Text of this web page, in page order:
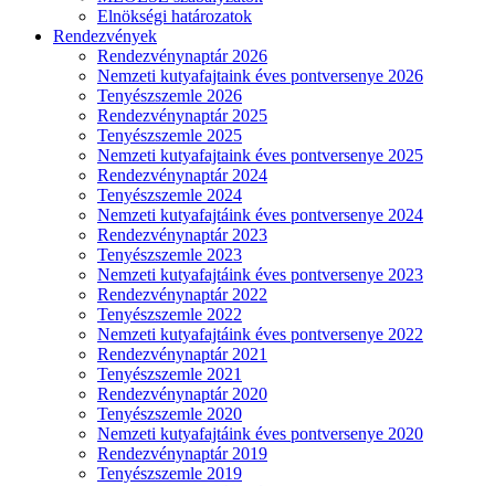
Elnökségi határozatok
Rendezvények
Rendezvénynaptár 2026
Nemzeti kutyafajtaink éves pontversenye 2026
Tenyészszemle 2026
Rendezvénynaptár 2025
Tenyészszemle 2025
Nemzeti kutyafajtaink éves pontversenye 2025
Rendezvénynaptár 2024
Tenyészszemle 2024
Nemzeti kutyafajtáink éves pontversenye 2024
Rendezvénynaptár 2023
Tenyészszemle 2023
Nemzeti kutyafajtáink éves pontversenye 2023
Rendezvénynaptár 2022
Tenyészszemle 2022
Nemzeti kutyafajtáink éves pontversenye 2022
Rendezvénynaptár 2021
Tenyészszemle 2021
Rendezvénynaptár 2020
Tenyészszemle 2020
Nemzeti kutyafajtáink éves pontversenye 2020
Rendezvénynaptár 2019
Tenyészszemle 2019